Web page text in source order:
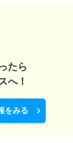
たら
へ！
をみる